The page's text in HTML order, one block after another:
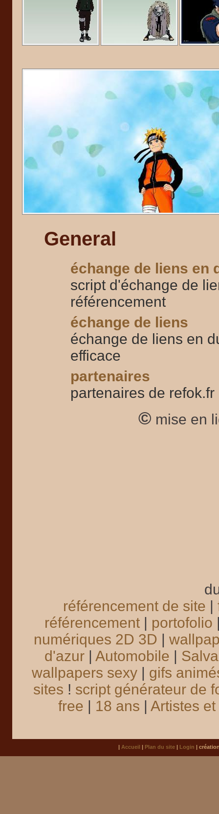
General
échange de liens en
script d'échange de
référencement
échange de liens
échange de liens en
efficace
partenaires
partenaires de refok.fr
© mise en
référencement de site
référencement| portofolio
numériques 2D 3D
d'azur| Automobile
wallpapers sexy| gifs
sites ! script générateur de
free
18 ans Artistes
| Accueil | Plan du site| Login |